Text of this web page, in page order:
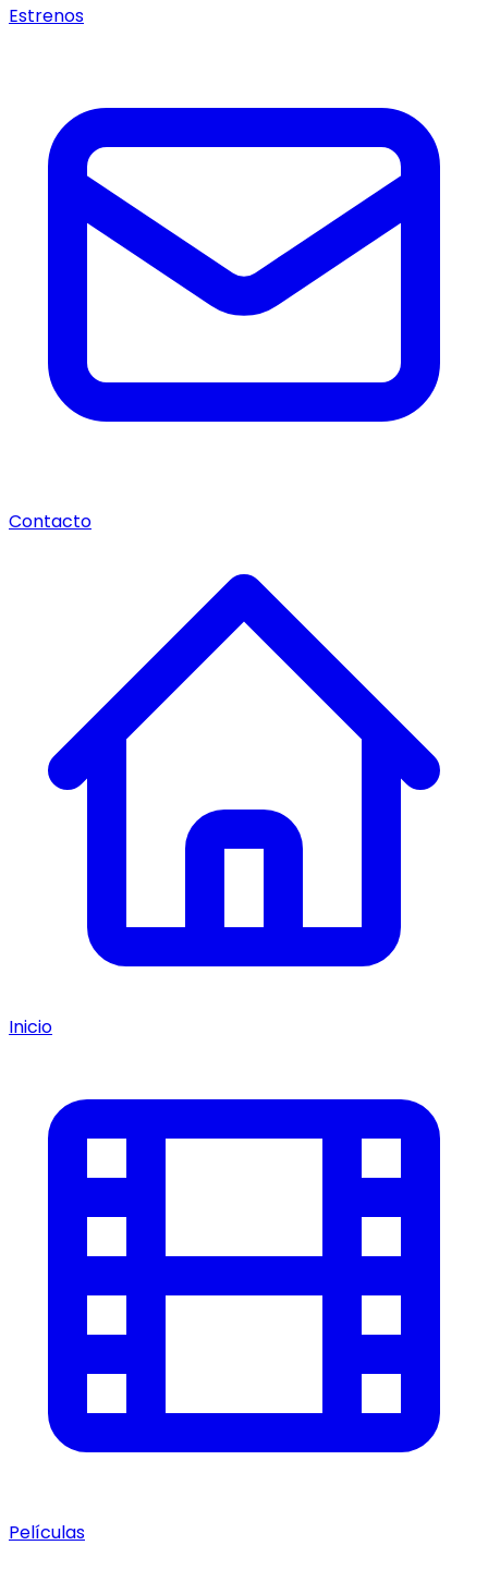
Estrenos
Contacto
Inicio
Películas